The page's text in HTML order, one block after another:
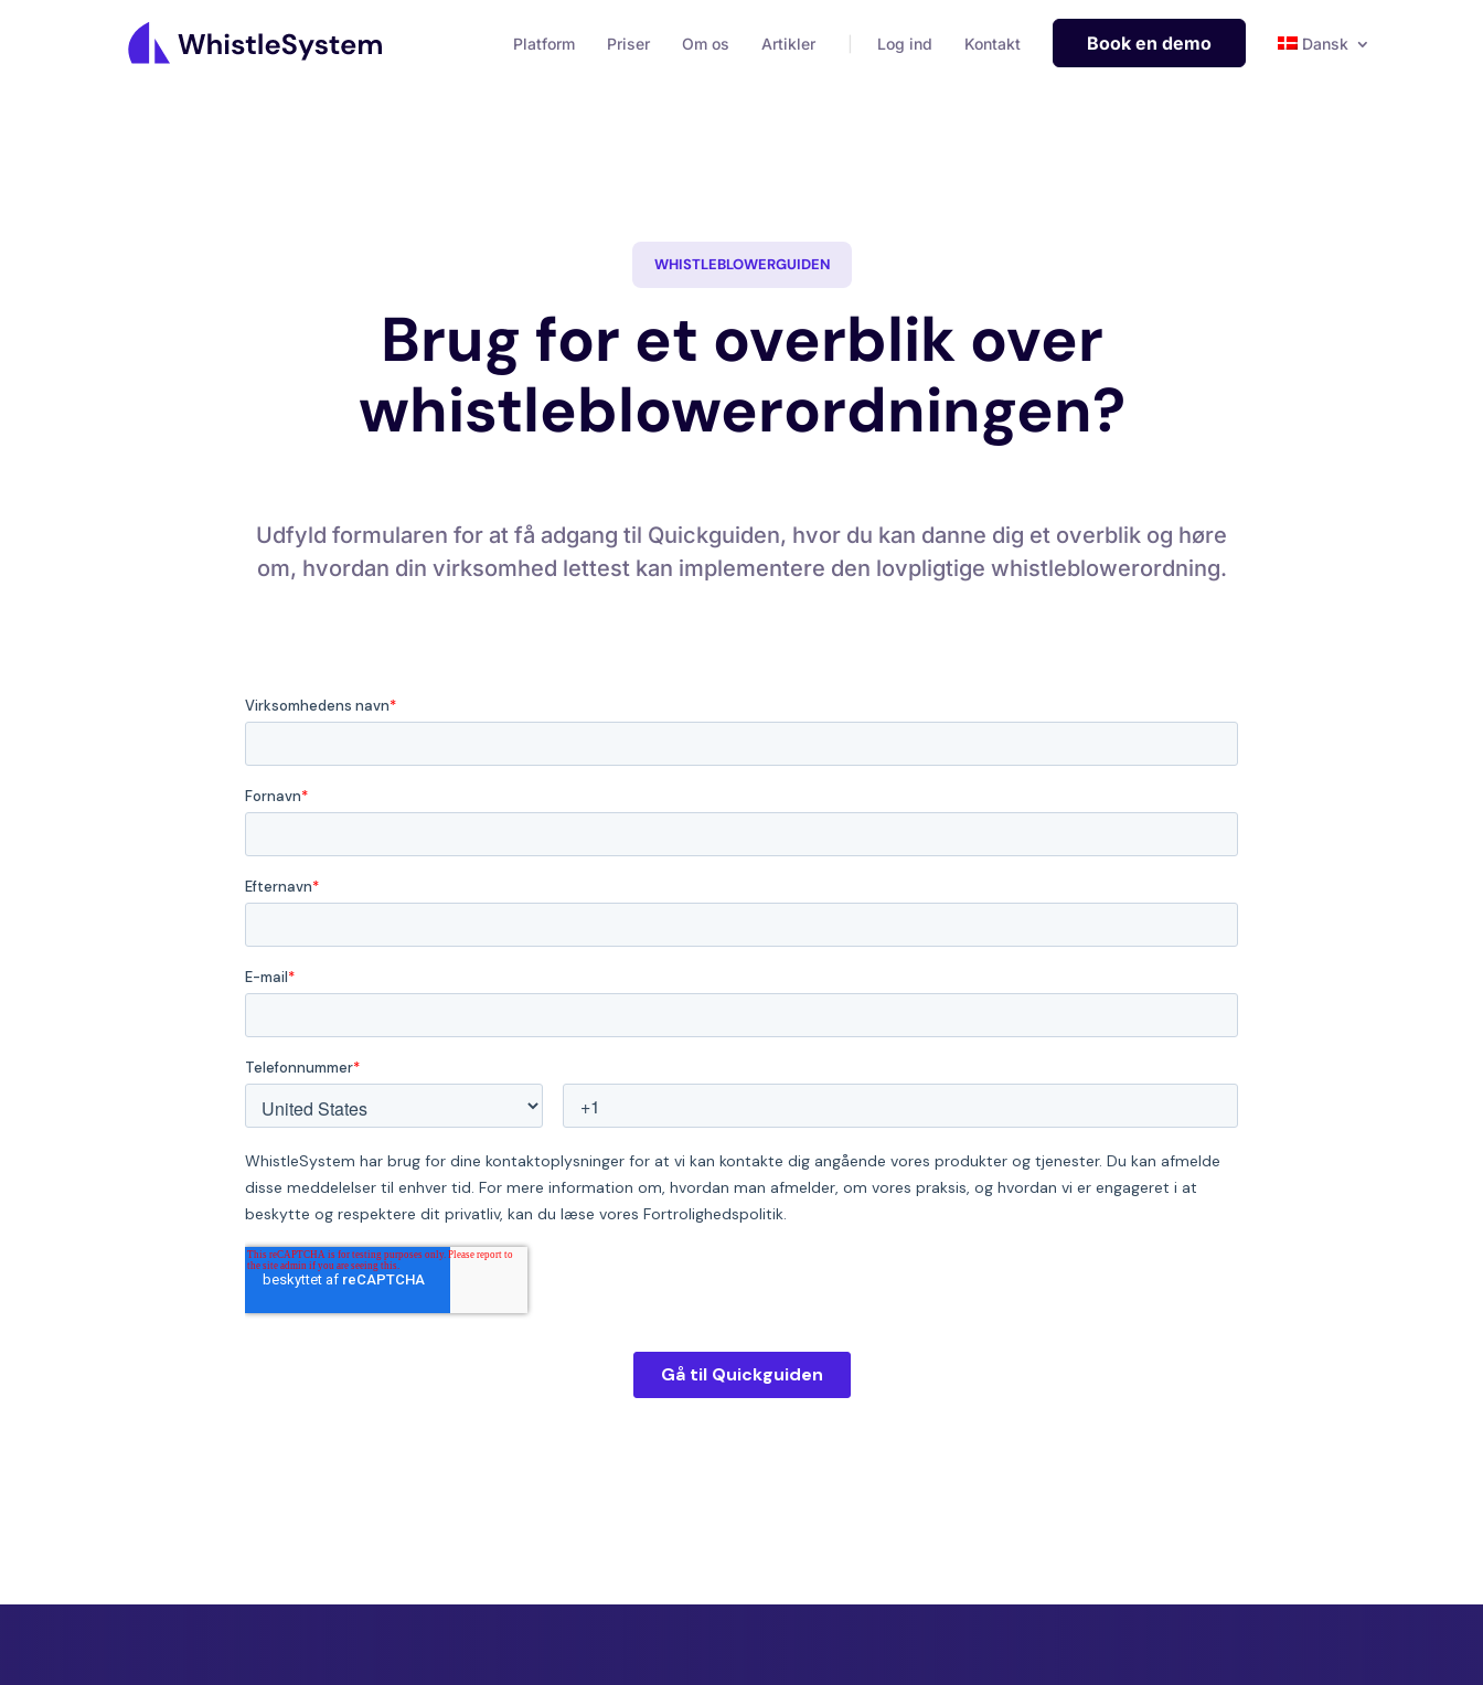
Platform Priser Om os Artikler Log ind Kontakt Book en demo Dansk
WHISTLEBLOWERGUIDEN
Brug for et overblik over
whistleblowerordningen?
Udfyld formularen for at få adgang til Quickguiden, hvor du kan danne dig et overblik og høre
om, hvordan din virksomhed lettest kan implementere den lovpligtige whistleblowerordning.